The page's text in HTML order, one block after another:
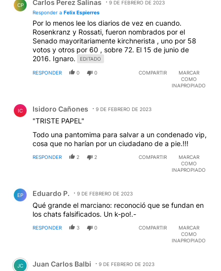
CP Carlos Perez Salinas
9 DE FEBRERO DE 2023
Responder a Felix Espierres
Por lo menos lee los diarios de vez en cuando.
Rosenkranz y Rossati, fueron nombrados por el
Senado mayoritariamente kirchnerista , uno por 58
votos y otros por 60 , sobre 72. El 15 de junio de
2016. Ignaro.
EDITADO
RESPONDER 0 0 COMPARTIR
MARCAR
COMO
INAPROPIADO
IC Isidoro Cañones 9 DE FEBRERO DE 2023
"TRISTE PAPEL"
Todo una pantomima para salvar a un condenado vip,
cosa que no harían por un ciudadano de a pie.!!!
RESPONDER 2 2 COMPARTIR
MARCAR
COMO
INAPROPIADO
EP Eduardo P. 9 DE FEBRERO DE 2023
Qué grande el marciano: reconoció que se fundan en
los chats falsificados. Un k-po!.-
RESPONDER 3 0 COMPARTIR
MARCAR
COMO
INAPROPIADO
Comentario de Juan Carlos Balbi.
JC Juan Carlos Balbi 9 DE FEBRERO DE 2023